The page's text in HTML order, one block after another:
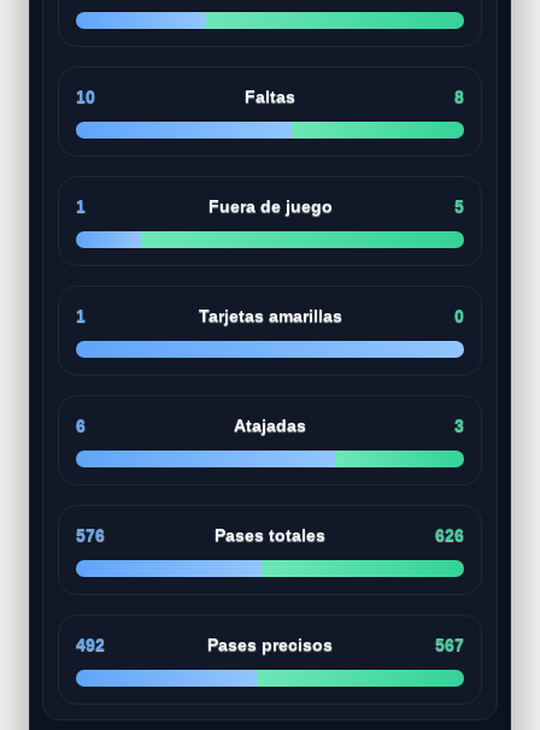
10 Faltas 8
1 Fuera de juego 5
1 Tarjetas amarillas 0
6 Atajadas 3
576 Pases totales 626
492 Pases precisos 567